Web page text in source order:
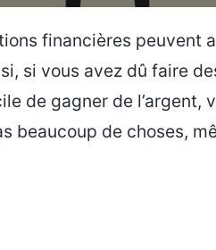
financières peuvent
si vous avez dû faire
de gagner de l’argent,
beaucoup de choses,